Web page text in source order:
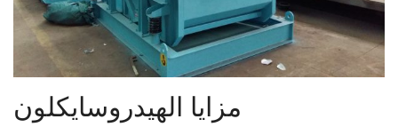
مزايا الهيدروسايكلون